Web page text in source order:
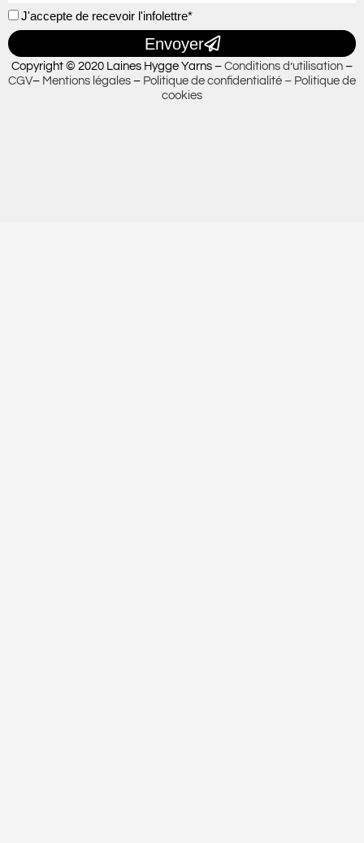
J'accepte de recevoir l'infolettre*
Envoyer
Copyright © 2020 Laines Hygge Yarns – Conditions d’utilisation –
CGV– Mentions légales – Politique de confidentialité – Politique de
cookies